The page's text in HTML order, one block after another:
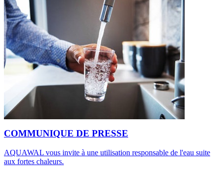
COMMUNIQUE DE PRESSE
AQUAWAL vous invite à une utilisation responsable de l'eau suite
aux fortes chaleurs.